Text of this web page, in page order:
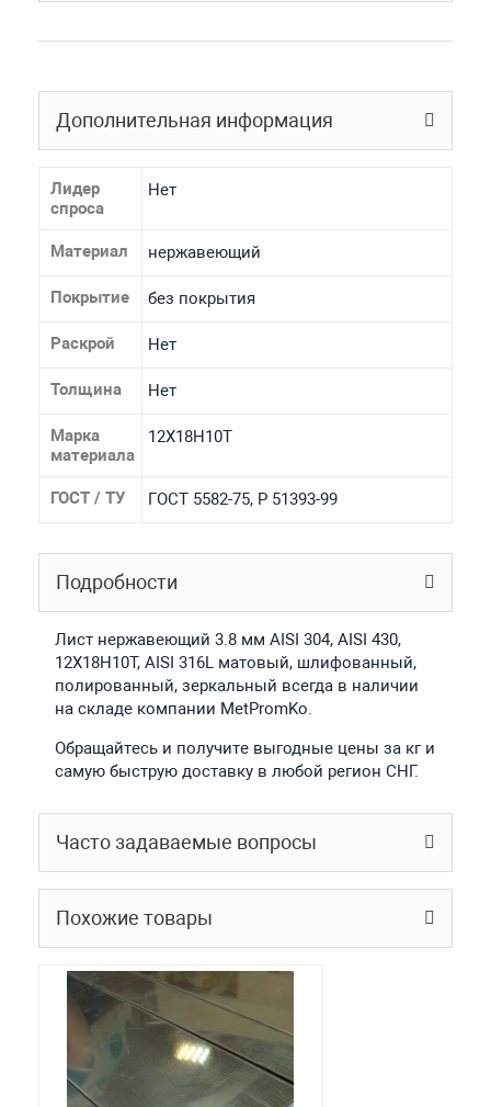
Дополнительная информация
Лидер
спроса
Нет
Материал нержавеющий
Покрытие без покрытия
Раскрой Нет
Толщина Нет
Марка
материала
12Х18Н10Т
ГОСТ / ТУ ГОСТ 5582-75, Р 51393-99
Подробности
Лист нержавеющий 3.8 мм AISI 304, AISI 430,
12Х18Н10Т, AISI 316L матовый, шлифованный,
полированный, зеркальный всегда в наличии
на складе компании MetPromKo.
Обращайтесь и получите выгодные цены за кг и
самую быструю доставку в любой регион СНГ.
Часто задаваемые вопросы
Похожие товары